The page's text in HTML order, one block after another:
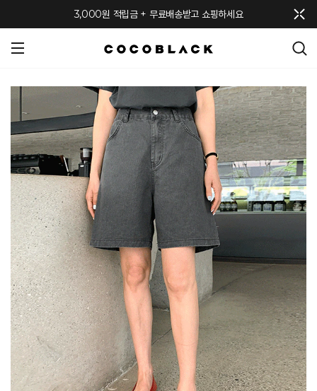
3,000원 적립금 + 무료배송받고 쇼핑하세요